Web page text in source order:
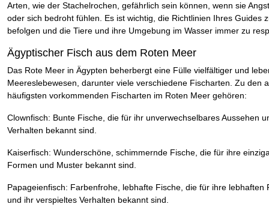
Arten, wie der Stachelrochen, gefährlich sein können, wenn sie
oder sich bedroht fühlen. Es ist wichtig, die Richtlinien Ihres Guides
befolgen und die Tiere und ihre Umgebung im Wasser immer zu
Ägyptischer Fisch aus dem Roten Meer
Das Rote Meer in Ägypten beherbergt eine Fülle vielfältiger und
Meereslebewesen, darunter viele verschiedene Fischarten. Zu den
häufigsten vorkommenden Fischarten im Roten Meer gehören:
Clownfisch: Bunte Fische, die für ihr unverwechselbares Aussehen
Verhalten bekannt sind.
Kaiserfisch: Wunderschöne, schimmernde Fische, die für ihre
Formen und Muster bekannt sind.
Papageienfisch: Farbenfrohe, lebhafte Fische, die für ihre lebhaften
und ihr verspieltes Verhalten bekannt sind.